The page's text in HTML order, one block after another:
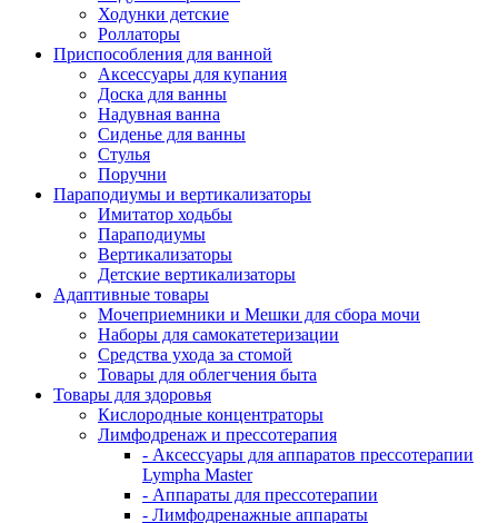
Ходунки детские
Роллаторы
Приспособления для ванной
Аксессуары для купания
Доска для ванны
Надувная ванна
Сиденье для ванны
Стулья
Поручни
Параподиумы и вертикализаторы
Имитатор ходьбы
Параподиумы
Вертикализаторы
Детские вертикализаторы
Адаптивные товары
Мочеприемники и Мешки для сбора мочи
Наборы для самокатетеризации
Средства ухода за стомой
Товары для облегчения быта
Товары для здоровья
Кислородные концентраторы
Лимфодренаж и прессотерапия
- Аксессуары для аппаратов прессотерапии
Lympha Master
- Аппараты для прессотерапии
- Лимфодренажные аппараты